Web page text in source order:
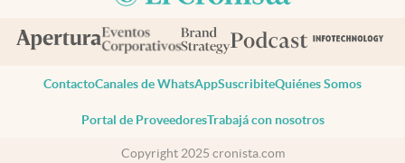
ContactoCanales de WhatsAppSuscribiteQuiénes Somos
Portal de ProveedoresTrabajá con nosotros
Copyright 2025 cronista.com